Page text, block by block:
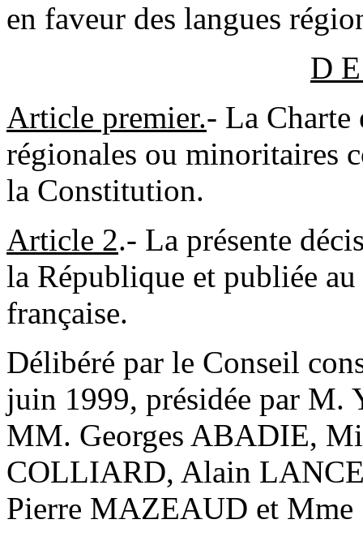
en faveur des langues
D
Article premier.- La Charte
régionales ou minoritaires
la Constitution.
Article 2.- La présente
la République et publiée au
française.
Délibéré par le Conseil
juin 1999, présidée par M.
MM. Georges ABADIE,
COLLIARD, Alain
Pierre MAZEAUD et